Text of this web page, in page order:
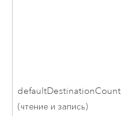
defaultDestinationCount
(чтение и запись)